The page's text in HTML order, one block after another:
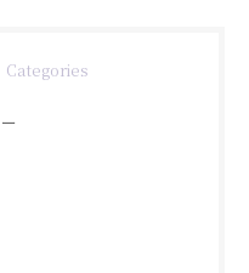
Categories